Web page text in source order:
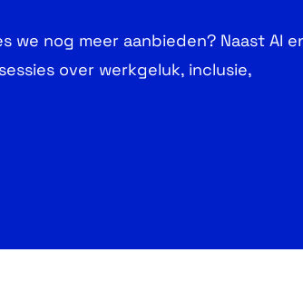
we nog meer aanbieden? Naast AI
over werkgeluk, inclusie,